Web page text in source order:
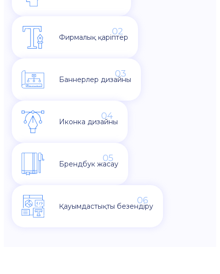
02
Фирмалық қаріптер
03
Баннерлер дизайны
04
Иконка дизайны
05
Брендбук жасау
06
Қауымдастықты безендіру